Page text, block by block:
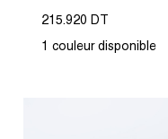
215.920 DT
1 couleur disponible